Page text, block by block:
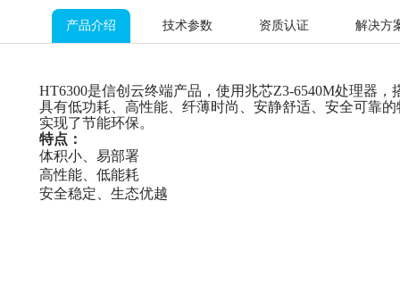
产品介绍 技术参数 资质认证 解决方
HT6300是信创云终端产品，使用兆芯Z3-6540M处理器，
具有低功耗、高性能、纤薄时尚、安静舒适、安全可靠
实现了节能环保。
特点：
体积小、易部署
高性能、低能耗
安全稳定、生态优越